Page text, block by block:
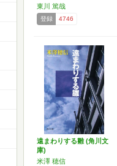
東川 篤哉
登録 4746
遠まわりする雛 (角川文
庫)
米澤 穂信